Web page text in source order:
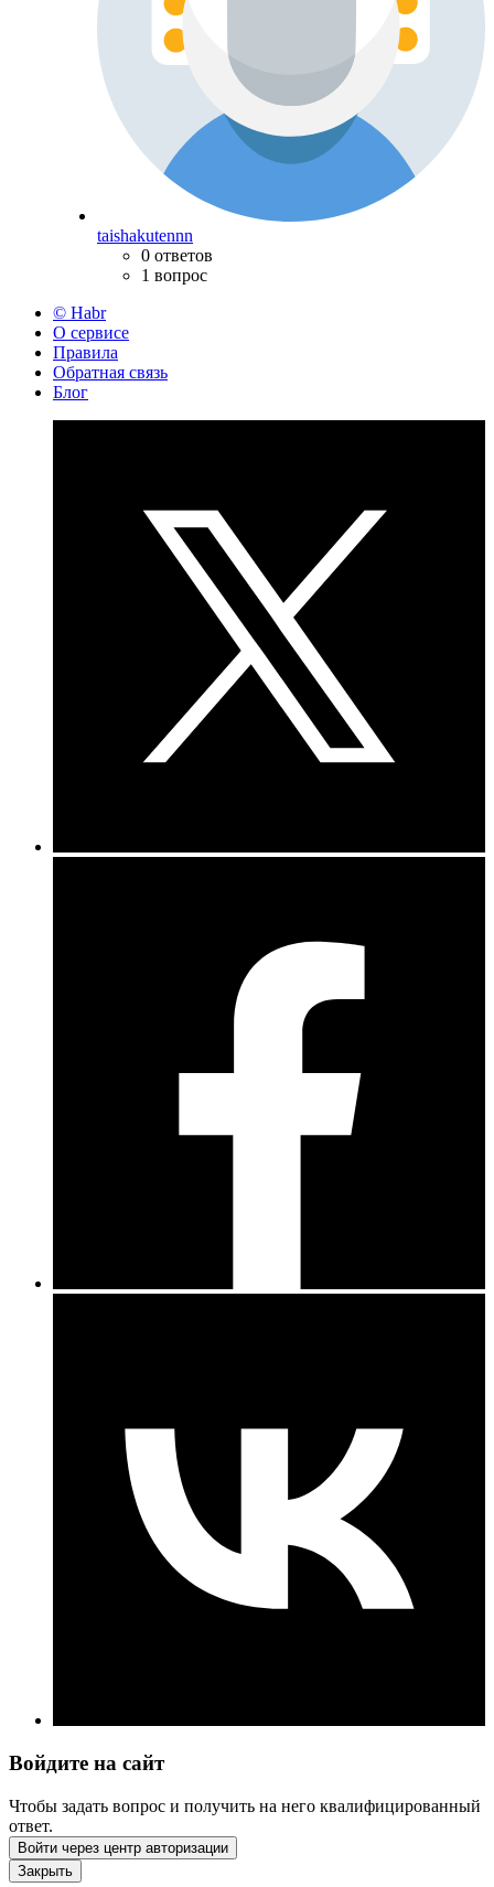
taishakutennn
0 ответов
1 вопрос
© Habr
О сервисе
Правила
Обратная связь
Блог
Войдите на сайт
Чтобы задать вопрос и получить на него квалифицированный
ответ.
Войти через центр авторизации
Закрыть